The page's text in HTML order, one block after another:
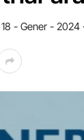
18 - Gener - 2024